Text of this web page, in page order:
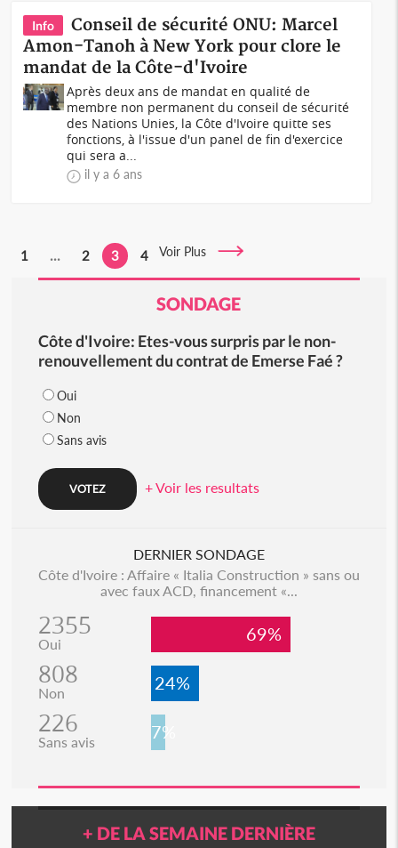
Info
Conseil de sécurité ONU: Marcel
Amon-Tanoh à New York pour clore le
mandat de la Côte-d'Ivoire
Après deux ans de mandat en qualité de
membre non permanent du conseil de sécurité
des Nations Unies, la Côte d'Ivoire quitte ses
fonctions, à l'issue d'un panel de fin d'exercice
qui sera a...
il y a 6 ans
1 ... 2 3 4 Voir Plus
SONDAGE
Côte d'Ivoire: Etes-vous surpris par le non-
renouvellement du contrat de Emerse Faé ?
Oui
Non
Sans avis
+ Voir les resultats
DERNIER SONDAGE
Côte d'Ivoire : Affaire « Italia Construction » sans ou
avec faux ACD, financement «...
2355
Oui 69%
808
Non 24%
226
Sans avis 7%
+ DE LA SEMAINE DERNIÈRE